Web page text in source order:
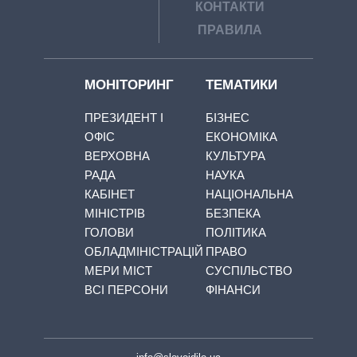
КОНТАКТИ
ПРАВИЛА
МОНІТОРИНГ
ПРЕЗИДЕНТ І
ОФІС
ВЕРХОВНА
РАДА
КАБІНЕТ
МІНІСТРІВ
ГОЛОВИ
ОБЛАДМІНІСТРАЦІЙ
МЕРИ МІСТ
ВСІ ПЕРСОНИ
ТЕМАТИКИ
БІЗНЕС
ЕКОНОМІКА
КУЛЬТУРА
НАУКА
НАЦІОНАЛЬНА
БЕЗПЕКА
ПОЛІТИКА
ПРАВО
СУСПІЛЬСТВО
ФІНАНСИ